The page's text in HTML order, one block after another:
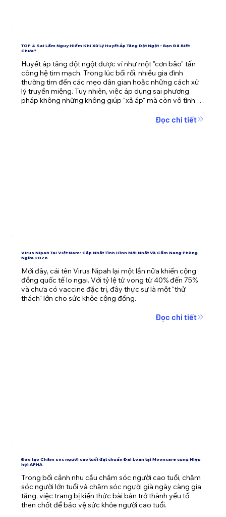
TOP 4 Sai Lầm Nguy Hiểm Khi Xử Lý Huyết Áp Tăng Đột Ngột – Bạn Đã Biết
Chưa?
Huyết áp tăng đột ngột được ví như một "cơn bão" tấn
công hệ tim mạch. Trong lúc bối rối, nhiều gia đình
thường tìm đến các mẹo dân gian hoặc những cách xử
lý truyền miệng. Tuy nhiên, việc áp dụng sai phương
pháp không những không giúp "xả áp" mà còn vô tình
Đọc chi tiết
Virus Nipah Tại Việt Nam: Cập Nhật Tình Hình Mới Nhất Và Cẩm Nang Phòng
Ngừa 2026
Mới đây, cái tên Virus Nipah lại một lần nữa khiến cộng
đồng quốc tế lo ngại. Với tỷ lệ tử vong từ 40% đến 75%
và chưa có vaccine đặc trị, đây thực sự là một "thử
thách" lớn cho sức khỏe cộng đồng.
Đọc chi tiết
Đào tạo Chăm sóc người cao tuổi đạt chuẩn Đài Loan tại Mooncare cùng Hiệp
hội APHA
Trong bối cảnh nhu cầu chăm sóc người cao tuổi, chăm
sóc người lớn tuổi và chăm sóc người già ngày càng gia
tăng, việc trang bị kiến thức bài bản trở thành yếu tố
then chốt để bảo vệ sức khỏe người cao tuổi.